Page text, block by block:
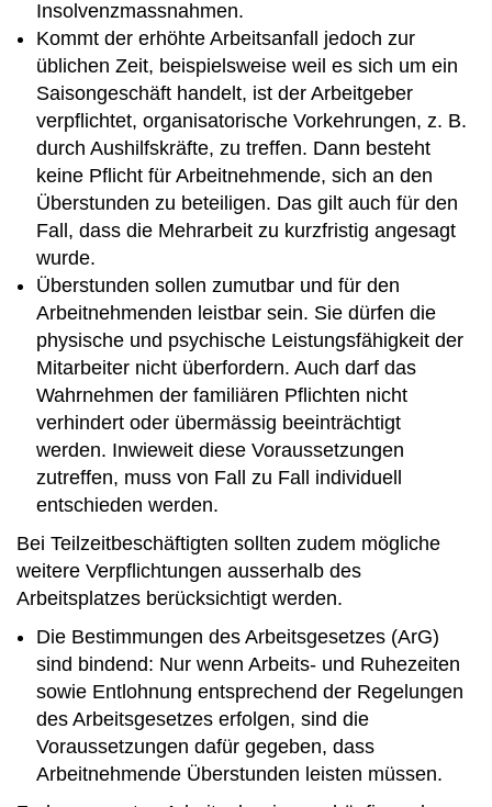
Insolvenzmassnahmen.
Kommt der erhöhte Arbeitsanfall jedoch zur
üblichen Zeit, beispielsweise weil es sich um ein
Saisongeschäft handelt, ist der Arbeitgeber
verpflichtet, organisatorische Vorkehrungen, z. B.
durch Aushilfskräfte, zu treffen. Dann besteht
keine Pflicht für Arbeitnehmende, sich an den
Überstunden zu beteiligen. Das gilt auch für den
Fall, dass die Mehrarbeit zu kurzfristig angesagt
wurde.
Überstunden sollen zumutbar und für den
Arbeitnehmenden leistbar sein. Sie dürfen die
physische und psychische Leistungsfähigkeit der
Mitarbeiter nicht überfordern. Auch darf das
Wahrnehmen der familiären Pflichten nicht
verhindert oder übermässig beeinträchtigt
werden. Inwieweit diese Voraussetzungen
zutreffen, muss von Fall zu Fall individuell
entschieden werden.
Bei Teilzeitbeschäftigten sollten zudem mögliche
weitere Verpflichtungen ausserhalb des
Arbeitsplatzes berücksichtigt werden.
Die Bestimmungen des Arbeitsgesetzes (ArG)
sind bindend: Nur wenn Arbeits- und Ruhezeiten
sowie Entlohnung entsprechend der Regelungen
des Arbeitsgesetzes erfolgen, sind die
Voraussetzungen dafür gegeben, dass
Arbeitnehmende Überstunden leisten müssen.